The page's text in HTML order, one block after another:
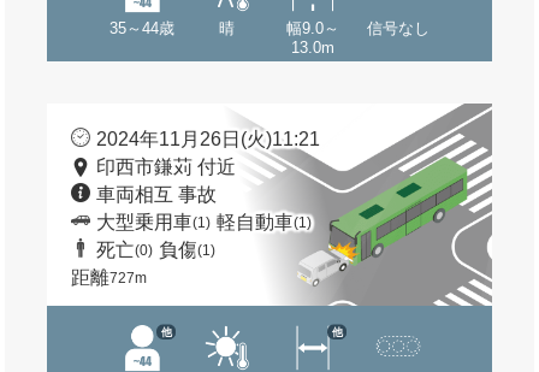
35～44歳 晴
幅9.0～
13.0m
信号なし
2024年11月26日(火)11:21
印西市鎌苅 付近
車両相互 事故
大型乗用車(1) 軽自動車(1)
死亡(0) 負傷(1)
距離727m
他 他